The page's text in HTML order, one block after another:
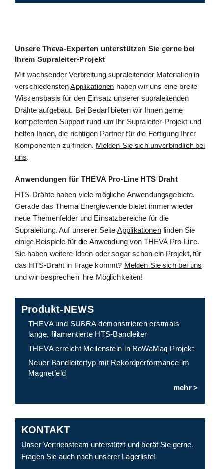
Unsere Theva-Experten unterstützen Sie gerne bei
Ihrem Supraleiter-Projekt
Mit wachsender Verbreitung supraleitender Materialien in
verschiedenstenApplikationen haben wir uns eine breite
Wissensbasis für den Einsatz unserer supraleitenden
Drähte aufgebaut. Bei Bedarf bieten wir Ihnen gerne
kompetenten Support rund um Ihr Supraleiter-Projekt und
helfen Ihnen, die richtigen Partner für die Fertigung Ihrer
Komponenten zu finden. Melden Sie sich unverbindlich bei
uns.
Anwendungen für THEVA Pro-Line HTS Draht
HTS-Drähte haben viele mögliche Anwendungsgebiete.
Gerade das Thema Energiewende bietet immer wieder
neue Themenfelder und Einsatzbereiche für die
Supraleitung. Auf unserer Seite Applikationenfinden Sie
einige Beispiele für die Anwendung von THEVA Pro-Line.
Sie haben weitere Ideen oder sogar schon ein Projekt, für
das HTS-Draht in Frage kommt? Melden Sie sich bei uns
und wir besprechen Ihre Möglichkeiten!
Produkt-NEWS
THEVA und SUBRA demonstrieren erstmals
lange, filamentierte HTS-Bandleiter
THEVA erreicht Meilenstein in RoWaMag Projekt
Neuer Bandleitertyp mit Rekordperformance im
Magnetfeld
mehr >
KONTAKT
Unser Vertriebsteam unterstützt und berät Sie gerne.
Fragen Sie auch nach unserer Lagerliste!